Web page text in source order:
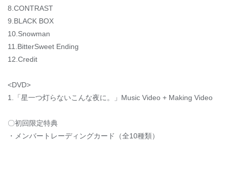
8.CONTRAST
9.BLACK BOX
10.Snowman
11.BitterSweet Ending
12.Credit
<DVD>
1.「星一つ灯らないこんな夜に。」Music Video + Making Video
〇初回限定特典
・メンバートレーディングカード（全10種類）